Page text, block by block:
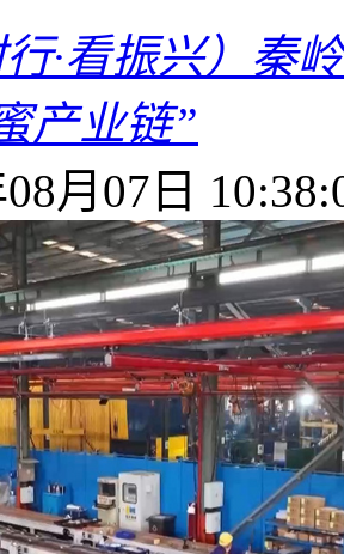
行·看振兴）秦
产业链”
月07日